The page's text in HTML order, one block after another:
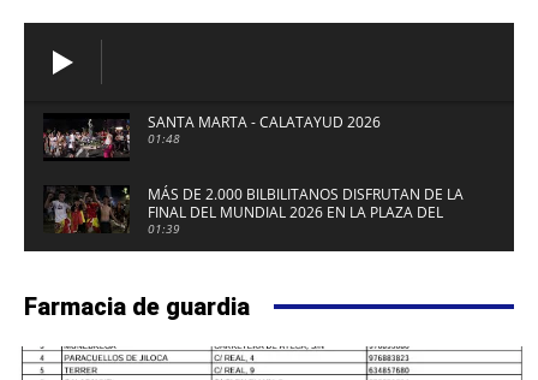
SANTA MARTA - CALATAYUD 2026
01:48
MÁS DE 2.000 BILBILITANOS DISFRUTAN DE LA
FINAL DEL MUNDIAL 2026 EN LA PLAZA DEL
FUERTE DE CALATAYUD
01:39
Farmacia de guardia